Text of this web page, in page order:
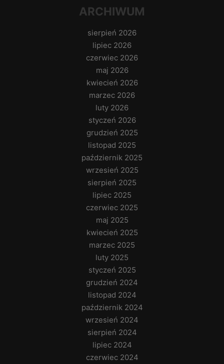
ARCHIWUM
sierpień 2026
lipiec 2026
czerwiec 2026
maj 2026
kwiecień 2026
marzec 2026
luty 2026
styczeń 2026
grudzień 2025
listopad 2025
październik 2025
wrzesień 2025
sierpień 2025
lipiec 2025
czerwiec 2025
maj 2025
kwiecień 2025
marzec 2025
luty 2025
styczeń 2025
grudzień 2024
listopad 2024
październik 2024
wrzesień 2024
sierpień 2024
lipiec 2024
czerwiec 2024